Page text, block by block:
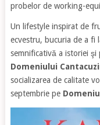
probelor de working-
Un lifestyle inspirat de
ecvestru, bucuria de a fi
semnificativă a istoriei
Domeniului
socializarea de calitate
septembrie pe